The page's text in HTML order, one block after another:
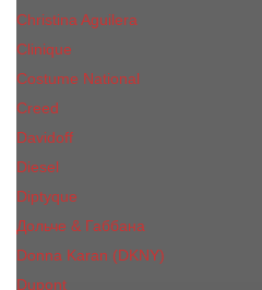
Christina Aguilera
Сliniquе
Costume National
Creed
Davidoff
Diesel
Diptyque
Дольче & Габбана
Donna Karan (DKNY)
Dupont